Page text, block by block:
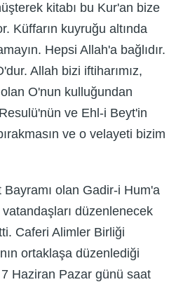
kitabı bu Kur'an bize
Küffarın kuyruğu altında
Hepsi Allah'a bağlıdır.
Allah bizi iftiharımız,
O'nun kulluğundan
ve Ehl-i Beyt'in
ve o velayeti bizim
Bayramı olan Gadir-i Hum'a
düzenlenecek
Caferi Alimler Birliği
ortaklaşa düzenlediği
Haziran Pazar günü saat